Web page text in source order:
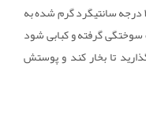
فلفل دلمه ها را در فری هک از قبل با دمای ۲۰۰ درجه سانتیگرد گرم شده به
سوختگی گرفته و کبابی شود
تا بخار کند و پوستش